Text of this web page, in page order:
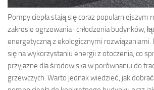
Pompy ciepła stają się coraz popularniejszym
zakresie ogrzewania i chłodzenia budynków,
energetyczną z ekologicznymi rozwiązaniami.
się na wykorzystaniu energii z otoczenia, co
przyjazne dla środowiska w porównaniu do
grzewczych. Warto jednak wiedzieć, jak